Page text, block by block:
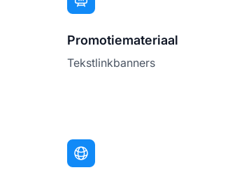
Promotiemateriaal
Tekstlinkbanners